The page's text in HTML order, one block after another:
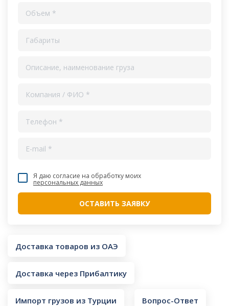
Я даю согласие на обработку моих
персональных данных
Доставка товаров из ОАЭ
Доставка через Прибалтику
Импорт грузов из Турции Вопрос-Ответ